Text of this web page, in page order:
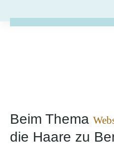
Beim Thema
die Haare zu